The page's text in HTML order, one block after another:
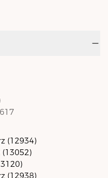
(12934)
(13052)
(12938)